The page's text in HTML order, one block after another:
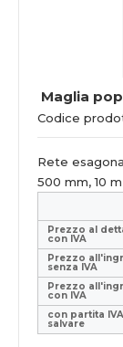
Maglia
Codice
Rete
500 mm, 10
Prezzo al
con IVA
Prezzo
senza IVA
Prezzo
con IVA
con partita IVA
salvare